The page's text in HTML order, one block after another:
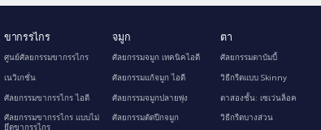
ขากรรไกร
ศูนย์ศัลยกรรมขากรรไกร
เนวิเกชั่น
ศัลยกรรมขากรรไกร ไอดี
ศัลยกรรมขากรรไกร แบบไม่
ยึดขากรรไกร
จมูก
ศัลยกรรมจมูก เทคนิคไอดี
ศัลยกรรมแก้จมูก ไอดี
ศัลยกรรมจมูกปลายพุ่ง
ศัลยกรรมตัดปีกจมูก
ตา
ศัลยกรรมตาบัมบี้
วิธีกรีดแบบ Skinny
ตาสองชั้น: เซเว่นล็อค
วิธีกรีดบางส่วน